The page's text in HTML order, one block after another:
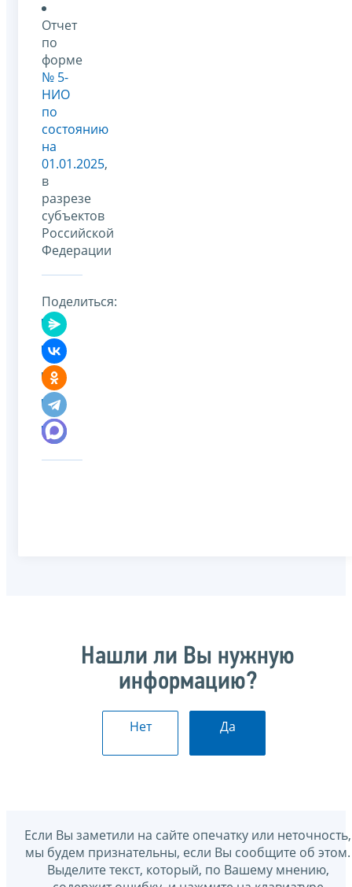
Отчет
по
форме
№ 5-
НИО
по
состоянию
на
01.01.2025,
в
разрезе
субъектов
Российской
Федерации
Поделиться:
Нашли ли Вы нужную
информацию?
Нет Да
Если Вы заметили на сайте опечатку или неточность,
мы будем признательны, если Вы сообщите об этом.
Выделите текст, который, по Вашему мнению,